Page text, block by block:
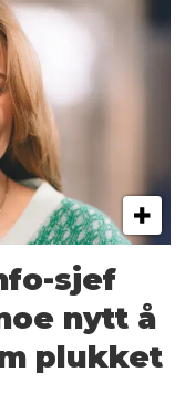
sjef
nytt å
plukket